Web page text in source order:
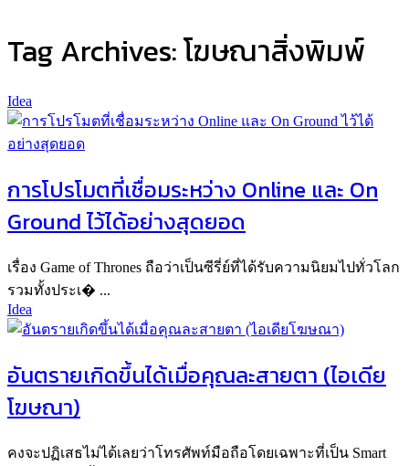
Tag Archives:โฆษณาสิ่งพิมพ์
Idea
การโปรโมตที่เชื่อมระหว่าง Online และ On
Ground ไว้ได้อย่างสุดยอด
เรื่อง Game of Thrones ถือว่าเป็นซีรี่ย์ที่ได้รับความนิยมไปทั่วโลก
รวมทั้งประเ� ...
Idea
อันตรายเกิดขึ้นได้เมื่อคุณละสายตา (ไอเดีย
โฆษณา)
คงจะปฏิเสธไม่ได้เลยว่าโทรศัพท์มือถือโดยเฉพาะที่เป็น Smart